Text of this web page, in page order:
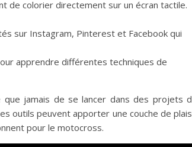
de colorier directement sur un écran tactile.
sur Instagram, Pinterest et Facebook qui
apprendre différentes techniques de
que jamais de se lancer dans des projets
outils peuvent apporter une couche de
pour le motocross.